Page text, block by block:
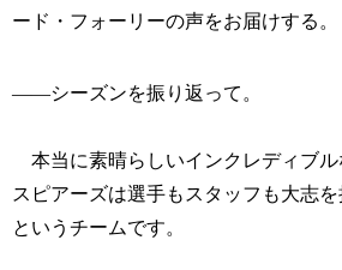
ード・フォーリーの声をお届けする。
――シーズンを振り返って。
本当に素晴らしいインクレディブル
スピアーズは選手もスタッフも大志
というチームです。